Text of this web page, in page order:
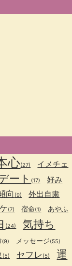
心(27)
イメチェ
ート (17)
好み
向 (9) 外出自粛
(7) 宿命(1)
あやふ
(24) 気持ち
(9) メッセージ(55)
(5) セフレ (5)
運